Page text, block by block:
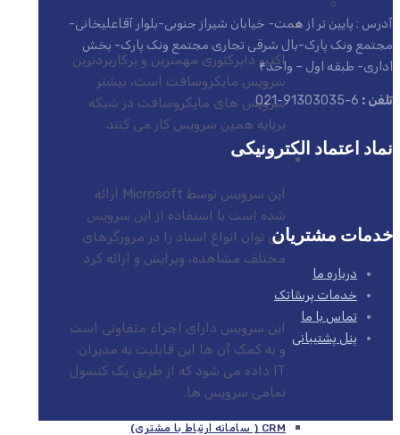
ACTIVE DIRECTORY (AD)
اکتیو دایرکتوری مهمترین و پرکاربردترین
سرویس مایکروسافت است، بیشتر
سرویس های مایکروسافت در شبکه
برپایه همین سرویس کار می کنند
EXCHANGE SERVER
این سرویس توسط Microsoft ارائه
شده است با استفاده از این سرویس
می توان انواع اسناد را در مرورگرهای
مختلف مشاهده، ویرایش و ارائه کرد
SYSTEM CENTER
این سرویس دارای اجزاء متفاوتی است
و به کمک آن ها این قابلیت به مدیران
IT داده می شود که از طریق یک کنسول
تمامی سرویس ها.
CRM ( سامانه ارتباط با مشتری)
آدرس : پایین تر از همت- خیابان شیراز جنوبی-بلوار آقاعلیخانی-
مجتمع ونک پارک-بال شرقی تجاری مجتمع ونک پارک- بخش
اداری- طبقه اول – واحد۴
تلفن : 6-91303035-021
نماد اعتماد الکترونیکی
خدمات مشتریان
درباره ما
خدمات پرساتک
تماس با ما
پنل پشتیبانی